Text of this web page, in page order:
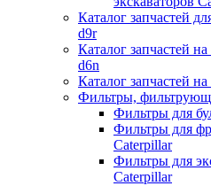
Каталог запчастей
d9r
Каталог запчастей
d6n
Каталог запчастей
Фильтры,
Фильтры для
Фильтры для
Caterpillar
Фильтры для
Caterpillar